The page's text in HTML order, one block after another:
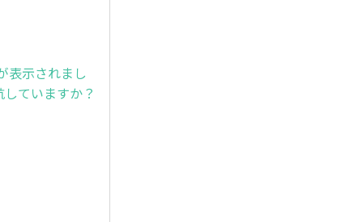
表示されまし
ていますか？